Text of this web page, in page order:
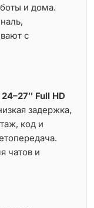
и дома.
с
24–27″ Full HD
задержка,
код и
чатов и